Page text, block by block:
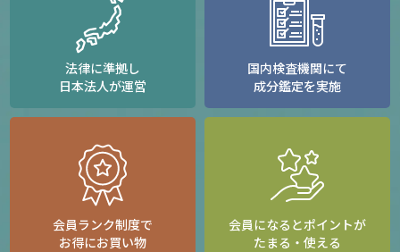
法律に準拠し
日本法人が運営
国内検査機関にて
成分鑑定を実施
会員ランク制度で
お得にお買い物
会員になるとポイントが
たまる・使える